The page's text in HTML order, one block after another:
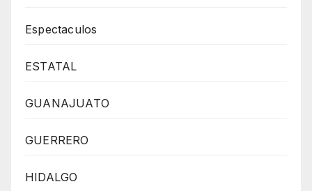
Espectaculos
ESTATAL
GUANAJUATO
GUERRERO
HIDALGO